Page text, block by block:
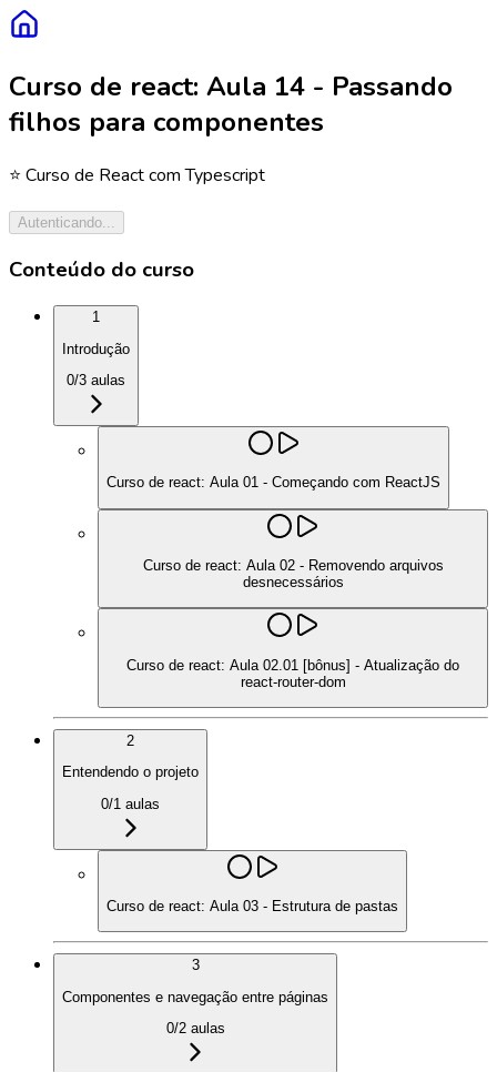
Curso de react: Aula 14 - Passando
filhos para componentes
⭐️ Curso de React com Typescript
Autenticando...
Conteúdo do curso
1
Introdução
0/3 aulas
Curso de react: Aula 01 - Começando com ReactJS
Curso de react: Aula 02 - Removendo arquivos
desnecessários
Curso de react: Aula 02.01 [bônus] - Atualização do
react-router-dom
2
Entendendo o projeto
0/1 aulas
Curso de react: Aula 03 - Estrutura de pastas
3
Componentes e navegação entre páginas
0/2aulas